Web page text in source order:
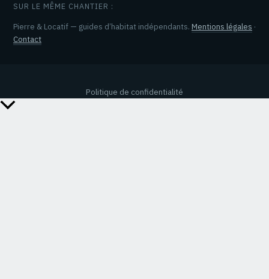
SUR LE MÊME CHANTIER :
Pierre & Locatif — guides d’habitat indépendants. Mentions légales ·
Contact
Politique de confidentialité